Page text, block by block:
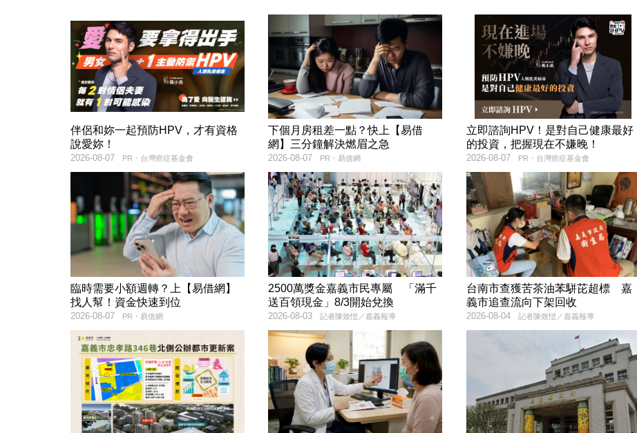
伴侶和妳一起預防HPV，才有資格
說愛妳！
PR・台灣癌症基金會
2026-08-07
下個月房租差一點？快上【易借
網】三分鐘解決燃眉之急
PR・易借網
2026-08-07
立即諮詢HPV！是對自己健康最好
的投資，把握現在不嫌晚！
PR・台灣癌症基金會
2026-08-07
臨時需要小額週轉？上【易借網】
找人幫！資金快速到位
PR・易借網
2026-08-07
2500萬獎金嘉義市民專屬 「滿千
送百領現金」8/3開始兌換
記者陳致愷／嘉義報導
2026-08-03
台南市查獲苦茶油苯駢芘超標 嘉
義市追查流向下架回收
記者陳致愷／嘉義報導
2026-08-04